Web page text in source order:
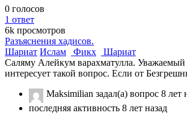
0 голосов
1 ответ
6k просмотров
Разъяснения хадисов.
Шариат Ислам Фикх
Шариат
Саляму Алейкум варахматулла.
интересует такой вопрос. Если от
Maksimilian задал(а) вопрос 8 лет
последняя активность 8 лет назад